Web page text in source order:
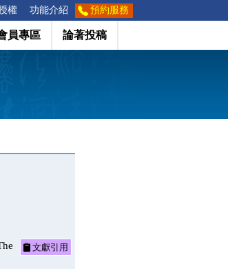
權 功能介紹 預約服務
員專區 論著投稿
文獻引用